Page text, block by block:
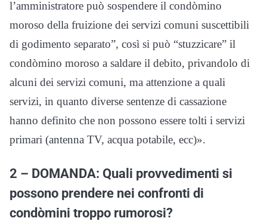
l’amministratore può sospendere il condòmino
moroso della fruizione dei servizi comuni suscettibili
di godimento separato”, così si può “stuzzicare” il
condòmino moroso a saldare il debito, privandolo di
alcuni dei servizi comuni, ma attenzione a quali
servizi, in quanto diverse sentenze di cassazione
hanno definito che non possono essere tolti i servizi
primari (antenna TV, acqua potabile, ecc)».
2 – DOMANDA: Quali provvedimenti si
possono prendere nei confronti di
condòmini troppo rumorosi?